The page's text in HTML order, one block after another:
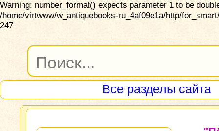
Warning: number_format() expects parameter 1 to be
/home/virtwww/w_antiquebooks-ru_4af09e1a/http/
247
Все разделы сайта